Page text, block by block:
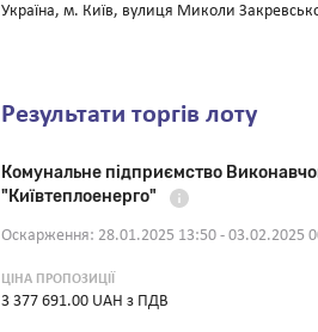
Україна, м. Київ, вулиця Миколи
Результати торгів лоту
Комунальне підприємство
"Київтеплоенерго"
Оскарження: 28.01.2025 13:50 - 03.02.2025
ЦІНА ПРОПОЗИЦІЇ
3 377 691.00 UAH з ПДВ